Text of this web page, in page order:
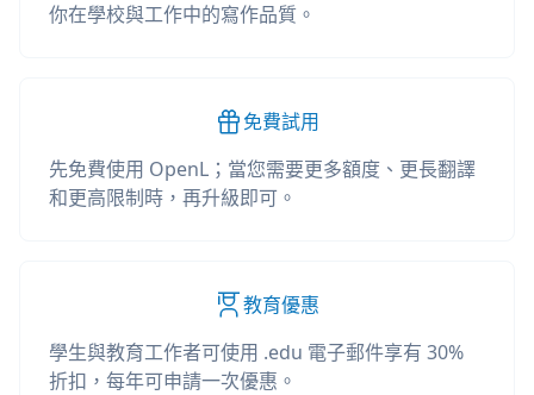
你在學校與工作中的寫作品質。
免費試用
先免費使用 OpenL；當您需要更多額度、更長翻譯
和更高限制時，再升級即可。
教育優惠
學生與教育工作者可使用 .edu 電子郵件享有 30%
折扣，每年可申請一次優惠。